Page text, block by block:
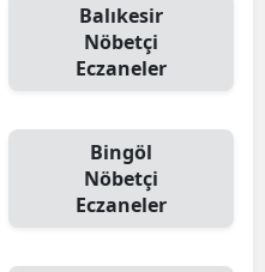
Balıkesir
Nöbetçi
Eczaneler
Bingöl
Nöbetçi
Eczaneler